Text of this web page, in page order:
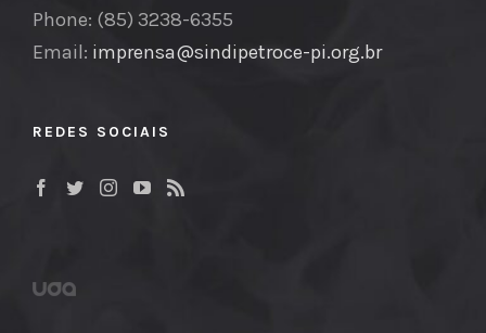
Phone: (85) 3238-6355
Email: imprensa@sindipetroce-pi.org.br
REDES SOCIAIS